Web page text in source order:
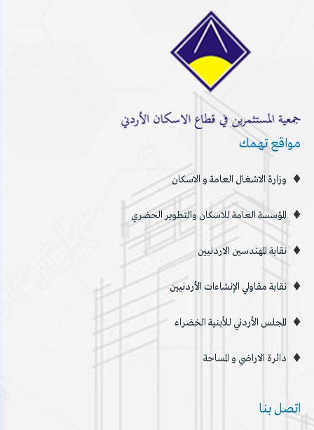
مواقع تهمك
وزارة الاشغال العامة و الاسكان
المؤسسة العامة للاسكان والتطوير الحضري
نقابة المهندسين الاردنيين
نقابة مقاولي الإنشاءات الأردنيين
المجلس الأردني للأبنية الخضراء
دائرة الاراضي و المساحة
اتصل بنا